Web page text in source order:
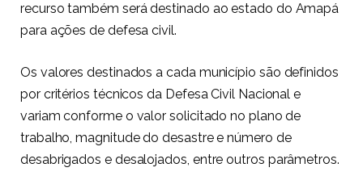
recurso também será destinado ao estado do Amapá
para ações de defesa civil.
Os valores destinados a cada município são definidos
por critérios técnicos da Defesa Civil Nacional e
variam conforme o valor solicitado no plano de
trabalho, magnitude do desastre e número de
desabrigados e desalojados, entre outros parâmetros.